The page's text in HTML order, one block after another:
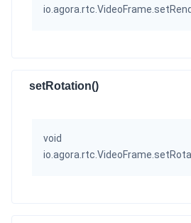
setRotation()
void